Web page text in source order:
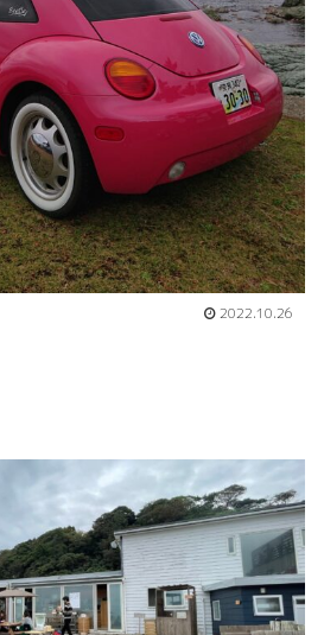
2022.10.26